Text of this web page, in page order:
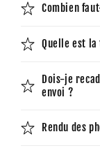
Combien
Quelle est
Dois-je
envoi ?
Rendu des